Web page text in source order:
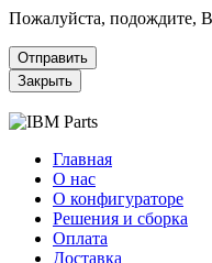
Пожалуйста, подождите,
Отправить
Закрыть
Главная
О нас
О конфигураторе
Решения и сборка
Оплата
Доставка